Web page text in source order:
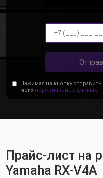
Нажимая на кнопку
моих персональных данных.
Прайс-лист на
Yamaha RX-V4A